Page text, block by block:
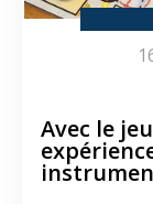
Avec le